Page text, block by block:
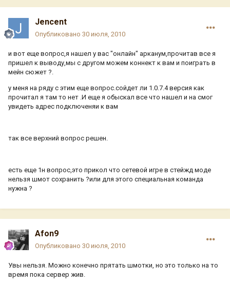
Jencent
Опубликовано 30 июля, 2010
и вот еще вопрос,я нашел у вас "онлайн" арканум,прочитав все я
пришел к выводу,мы с другом можем коннект к вам и поиграть в
мейн сюжет ?.
у меня на ряду с этим еще вопрос.сойдет ли 1.0.7.4 версия как
прочитал я там то нет .И еще я обыскал все что нашел и на смог
увидеть адрес подключеняи к вам
так все верхний вопрос решен.
есть еще 1н вопрос,это прикол что сетевой игре в стейжд моде
нельзя шмот сохранить ?или для этого специальная команда
нужна ?
Afon9
Опубликовано 30 июля, 2010
Увы нельзя. Можно конечно прятать шмотки, но это только на то
время пока сервер жив.